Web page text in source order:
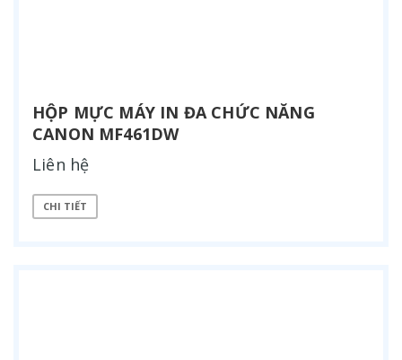
HỘP MỰC MÁY IN ĐA CHỨC NĂNG
CANON MF461DW
Liên hệ
CHI TIẾT